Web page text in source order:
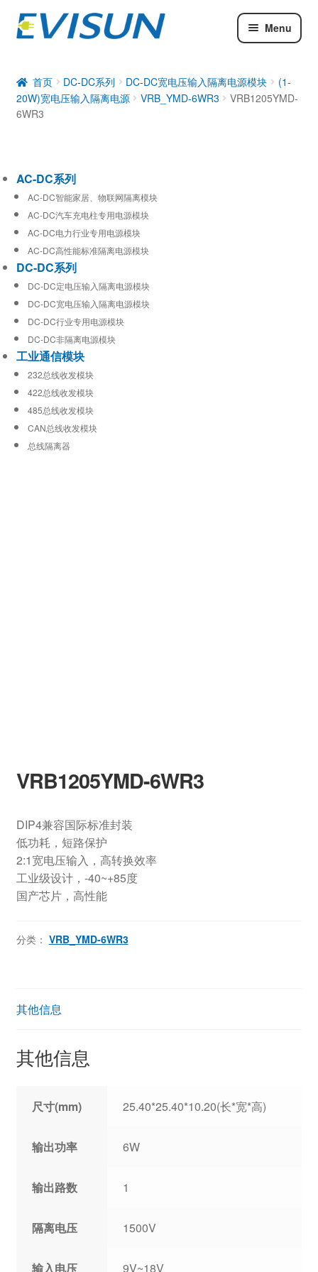
Menu
DC-DC系列
工业通信模块
首页 DC-DC系列 DC-DC宽电压输入隔离电源模块
(1-
20W)宽电压输入隔离电源
VRB_YMD-6WR3
VRB1205YMD-
6WR3
VRB1205YMD-6WR3
DIP4兼容国际标准封装
低功耗，短路保护
2:1宽电压输入，高转换效率
工业级设计，-40~+85度
国产芯片，高性能
分类： VRB_YMD-6WR3
其他信息
其他信息
尺寸(mm) 25.40*25.40*10.20(长*宽*高)
输出功率 6W
输出路数 1
隔离电压 1500V
输入电压 9V~18V
AC-DC系列
AC-DC智能家居、物联网隔离模块
AC-DC汽车充电柱专用电源模块
AC-DC电力行业专用电源模块
AC-DC高性能标准隔离电源模块
DC-DC系列
DC-DC定电压输入隔离电源模块
DC-DC宽电压输入隔离电源模块
DC-DC行业专用电源模块
DC-DC非隔离电源模块
工业通信模块
232总线收发模块
422总线收发模块
485总线收发模块
CAN总线收发模块
总线隔离器